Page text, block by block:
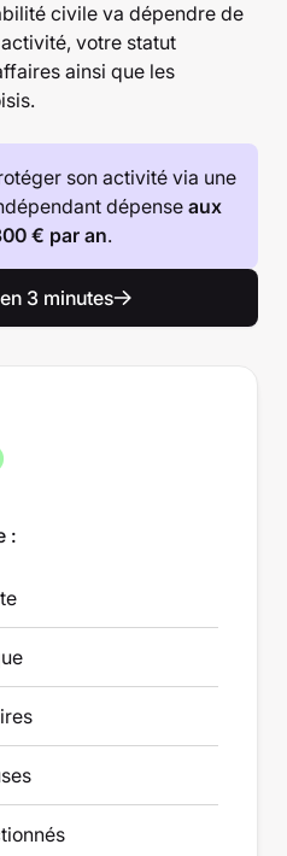
civile va dépendre de
votre statut
ainsi que les
son activité via une
dépense aux
€ par an.
3 minutes
: